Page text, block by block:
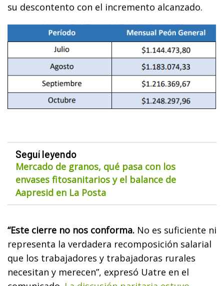
su descontento con el incremento alcanzado.
Seguí leyendo
Mercado de granos, qué pasa con los
envases fitosanitarios y el balance de
Aapresid en La Posta
“Este cierre no nos conforma. No es suficiente ni
representa la verdadera recomposición salarial
que los trabajadores y trabajadoras rurales
necesitan y merecen”, expresó Uatre en el